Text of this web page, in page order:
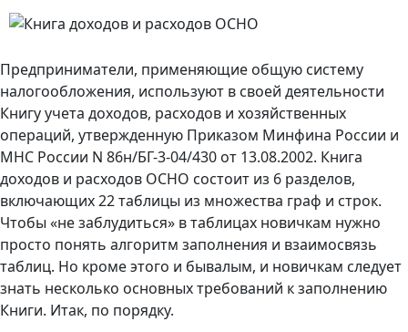
Предприниматели, применяющие общую систему
налогообложения, используют в своей деятельности
Книгу учета доходов, расходов и хозяйственных
операций, утвержденную Приказом Минфина России и
МНС России N 86н/БГ-3-04/430 от 13.08.2002. Книга
доходов и расходов ОСНО состоит из 6 разделов,
включающих 22 таблицы из множества граф и строк.
Чтобы «не заблудиться» в таблицах новичкам нужно
просто понять алгоритм заполнения и взаимосвязь
таблиц. Но кроме этого и бывалым, и новичкам следует
знать несколько основных требований к заполнению
Книги. Итак, по порядку.